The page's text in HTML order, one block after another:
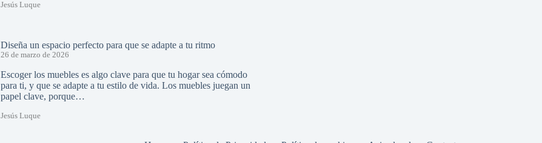
Jesús Luque
Diseña un espacio perfecto para que se adapte a tu ritmo
26 de marzo de 2026
Escoger los muebles es algo clave para que tu hogar sea cómodo
para ti, y que se adapte a tu estilo de vida. Los muebles juegan un
papel clave, porque…
Jesús Luque